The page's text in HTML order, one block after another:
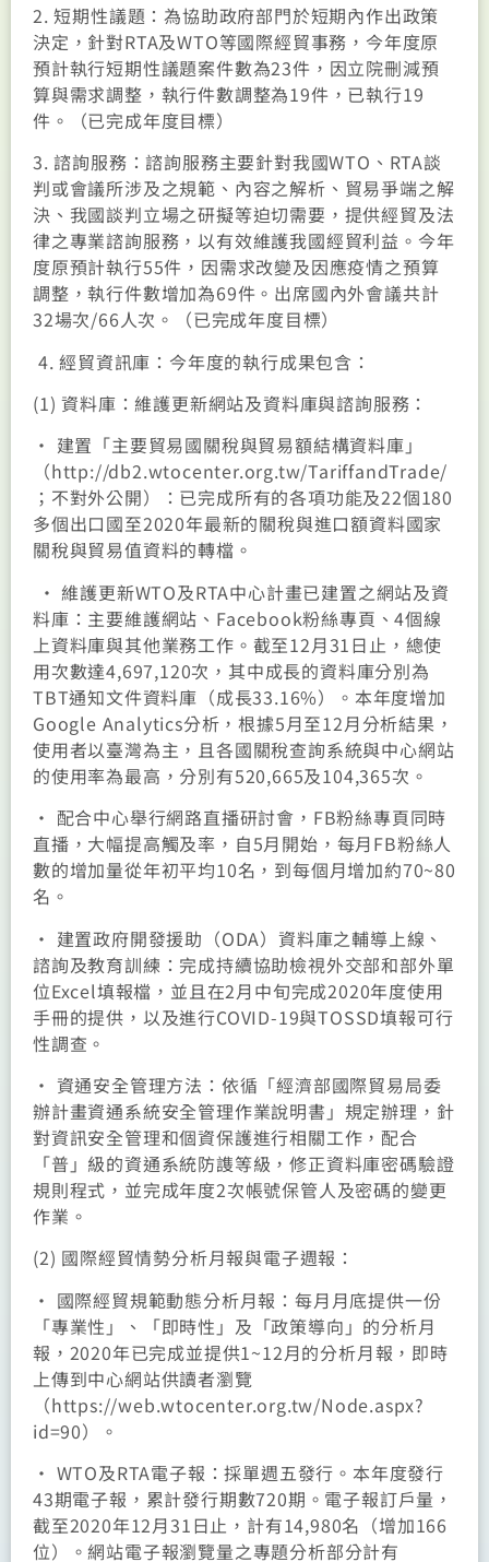
2. 短期性議題：為協助政府部門於短期內作出政策
決定，針對RTA及WTO等國際經貿事務，今年度原
預計執行短期性議題案件數為23件，因立院刪減預
算與需求調整，執行件數調整為19件，已執行19
件。（已完成年度目標）
3. 諮詢服務：諮詢服務主要針對我國WTO、RTA談
判或會議所涉及之規範、內容之解析、貿易爭端之解
決、我國談判立場之研擬等迫切需要，提供經貿及法
律之專業諮詢服務，以有效維護我國經貿利益。今年
度原預計執行55件，因需求改變及因應疫情之預算
調整，執行件數增加為69件。出席國內外會議共計
32場次/66人次。（已完成年度目標）
4. 經貿資訊庫：今年度的執行成果包含：
(1) 資料庫：維護更新網站及資料庫與諮詢服務：
• 建置「主要貿易國關稅與貿易額結構資料庫」
（http://db2.wtocenter.org.tw/TariffandTrade/
；不對外公開）：已完成所有的各項功能及22個180
多個出口國至2020年最新的關稅與進口額資料國家
關稅與貿易值資料的轉檔。
• 維護更新WTO及RTA中心計畫已建置之網站及資
料庫：主要維護網站、Facebook粉絲專頁、4個線
上資料庫與其他業務工作。截至12月31日止，總使
用次數達4,697,120次，其中成長的資料庫分別為
TBT通知文件資料庫（成長33.16%）。本年度增加
Google Analytics分析，根據5月至12月分析結果，
使用者以臺灣為主，且各國關稅查詢系統與中心網站
的使用率為最高，分別有520,665及104,365次。
• 配合中心舉行網路直播研討會，FB粉絲專頁同時
直播，大幅提高觸及率，自5月開始，每月FB粉絲人
數的增加量從年初平均10名，到每個月增加約70~80
名。
• 建置政府開發援助（ODA）資料庫之輔導上線、
諮詢及教育訓練：完成持續協助檢視外交部和部外單
位Excel填報檔，並且在2月中旬完成2020年度使用
手冊的提供，以及進行COVID-19與TOSSD填報可行
性調查。
• 資通安全管理方法：依循「經濟部國際貿易局委
辦計畫資通系統安全管理作業說明書」規定辦理，針
對資訊安全管理和個資保護進行相關工作，配合
「普」級的資通系統防謢等級，修正資料庫密碼驗證
規則程式，並完成年度2次帳號保管人及密碼的變更
作業。
(2) 國際經貿情勢分析月報與電子週報：
• 國際經貿規範動態分析月報：每月月底提供一份
「專業性」、「即時性」及「政策導向」的分析月
報，2020年已完成並提供1~12月的分析月報，即時
上傳到中心網站供讀者瀏覽
（https://web.wtocenter.org.tw/Node.aspx?
id=90）。
• WTO及RTA電子報：採單週五發行。本年度發行
43期電子報，累計發行期數720期。電子報訂戶量，
截至2020年12月31日止，計有14,980名（增加166
位）。網站電子報瀏覽量之專題分析部分計有